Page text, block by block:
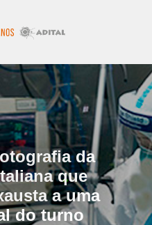
da
que
a uma
do turno